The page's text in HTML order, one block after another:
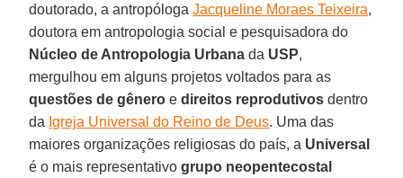
doutorado, a antropólogaJacqueline Moraes Teixeira,
doutora em antropologia social e pesquisadora do
Núcleo de Antropologia Urbanada USP,
mergulhou em alguns projetos voltados para as
questões de gêneroe direitos reprodutivos dentro
da Igreja Universal do Reino de Deus. Uma das
maiores organizações religiosas do país, a Universal
é o mais representativogrupo neopentecostal